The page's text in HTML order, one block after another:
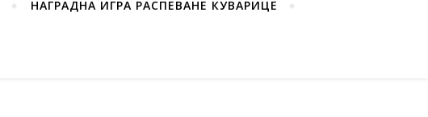
НАГРАДНА ИГРА РАСПЕВАНЕ КУВАРИЦЕ